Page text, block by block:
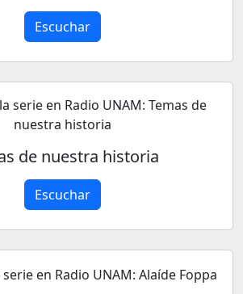
Escuchar
de nuestra historia
Escuchar